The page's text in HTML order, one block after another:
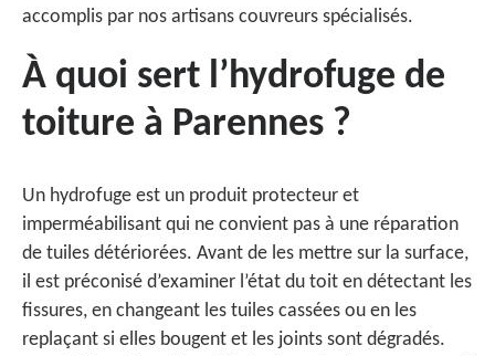
accomplis par nos artisans couvreurs spécialisés.
À quoi sert l’hydrofuge de
toiture à Parennes ?
Un hydrofuge est un produit protecteur et
imperméabilisant qui ne convient pas à une réparation
de tuiles détériorées. Avant de les mettre sur la surface,
il est préconisé d’examiner l’état du toit en détectant les
fissures, en changeant les tuiles cassées ou en les
replaçant si elles bougent et les joints sont dégradés.